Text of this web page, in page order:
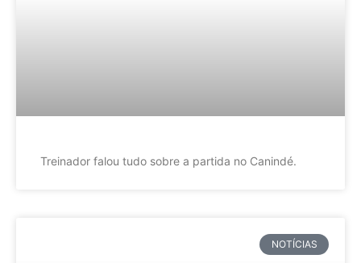
Treinador falou tudo sobre a partida no Canindé.
NOTÍCIAS